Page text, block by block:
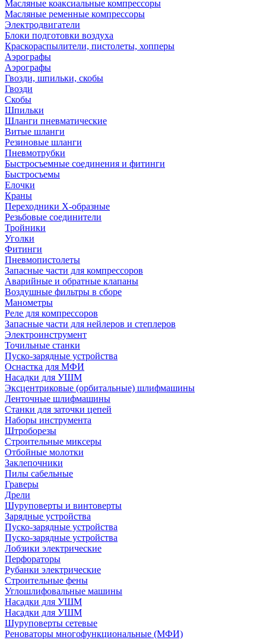
Масляные коаксиальные компрессоры
Масляные ременные компрессоры
Электродвигатели
Блоки подготовки воздуха
Краскораспылители, пистолеты, хопперы
Аэрографы
Аэрографы
Гвозди, шпильки, скобы
Гвозди
Скобы
Шпильки
Шланги пневматические
Витые шланги
Резиновые шланги
Пневмотрубки
Быстросъемные соединения и фитинги
Быстросъемы
Елочки
Краны
Переходники Х-образные
Резьбовые соединители
Тройники
Уголки
Фитинги
Пневмопистолеты
Запасные части для компрессоров
Аварийные и обратные клапаны
Воздушные фильтры в сборе
Манометры
Реле для компрессоров
Запасные части для нейлеров и степлеров
Электроинструмент
Точильные станки
Пуско-зарядные устройства
Оснастка для МФИ
Насадки для УШМ
Эксцентриковые (орбитальные) шлифмашины
Ленточные шлифмашины
Станки для заточки цепей
Наборы инструмента
Штроборезы
Строительные миксеры
Отбойные молотки
Заклепочники
Пилы сабельные
Граверы
Дрели
Шуруповерты и винтоверты
Зарядные устройства
Пуско-зарядные устройства
Пуско-зарядные устройства
Лобзики электрические
Перфораторы
Рубанки электрические
Строительные фены
Углошлифовальные машины
Насадки для УШМ
Насадки для УШМ
Шуруповерты сетевые
Реноваторы многофункциональные (МФИ)